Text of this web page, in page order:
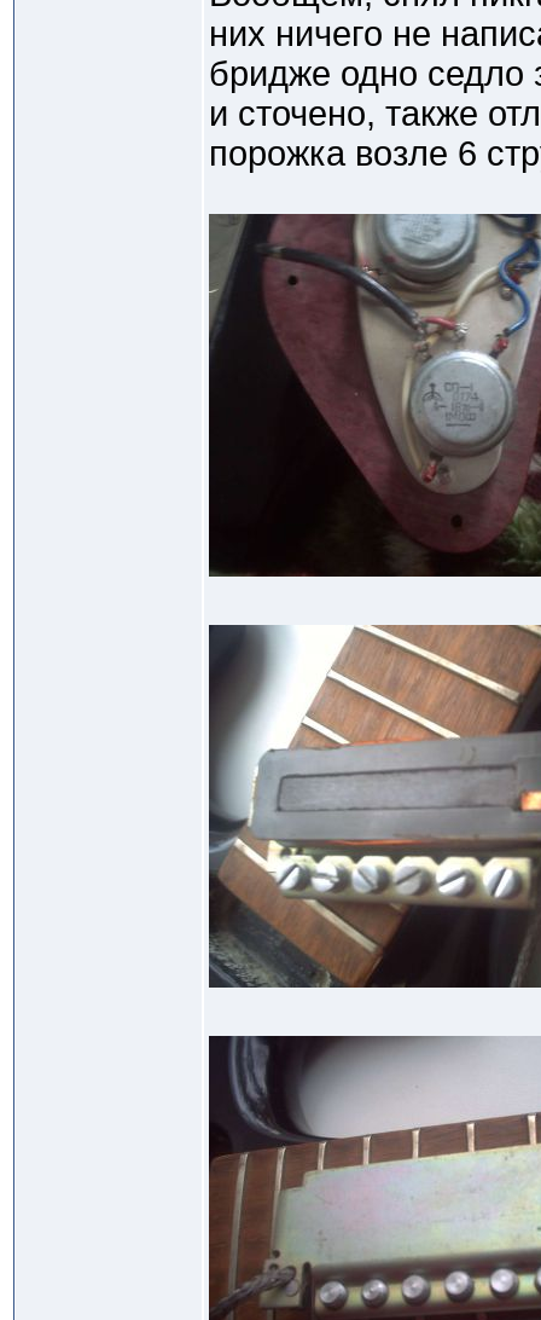
них ничего не
бридже одно седло
и сточено, также
порожка возле 6